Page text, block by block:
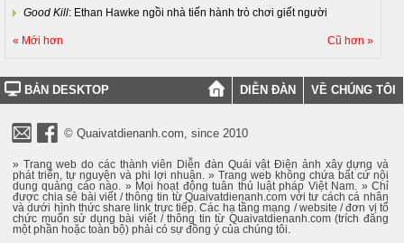
Good Kill: Ethan Hawke ngồi nhà tiến hành trò chơi giết người
« Mới hơn Cũ hơn »
BẢN DESKTOP DIỄN ĐÀN VỀ CHÚNG TÔI
© Quaivatdienanh.com, since 2010
» Trang web do các thành viên Diễn đàn Quái vật Điện ảnh xây dựng và
phát triển, tự nguyện và phi lợi nhuận. » Trang web không chứa bất cứ nội
dung quảng cáo nào. » Mọi hoạt động tuân thủ luật pháp Việt Nam. » Chỉ
được chia sẻ bài viết / thông tin từ Quaivatdienanh.com với tư cách cá nhân
và dưới hình thức share link trực tiếp. Các hạ tầng mạng / website / đơn vị tổ
chức muốn sử dụng bài viết / thông tin từ Quaivatdienanh.com (trích đăng
một phần hoặc toàn bộ) phải có sự đồng ý của chúng tôi.